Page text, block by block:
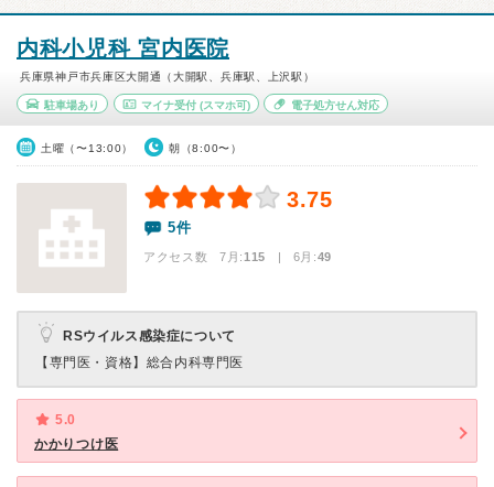
内科小児科 宮内医院
兵庫県神戸市兵庫区大開通（大開駅、兵庫駅、上沢駅）
駐車場あり マイナ受付(スマホ可) 電子処方せん対応
土曜（〜13:00） 朝（8:00〜）
3.75
5件
アクセス数 7月:115 | 6月:49
RSウイルス感染症について
【専門医・資格】 総合内科専門医
5.0
かかりつけ医